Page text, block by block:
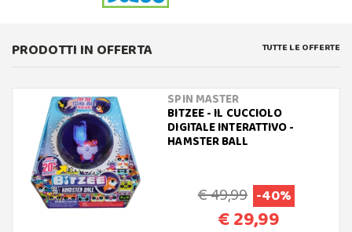
PRODOTTI IN OFFERTA TUTTE LE OFFERTE
SPIN MASTER
BITZEE - IL CUCCIOLO
DIGITALE INTERATTIVO -
HAMSTER BALL
€ 49,99 -40%
€ 29,99